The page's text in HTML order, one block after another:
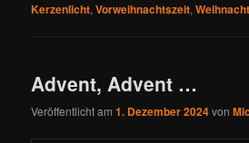
Kerzenlicht,Vorweihnachtszeit,
Advent, Advent …
Veröffentlicht am1. Dezember 2024von